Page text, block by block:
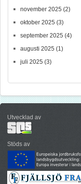
november 2025 (2)
oktober 2025 (3)
september 2025 (4)
augusti 2025 (1)
juli 2025 (3)
Utvecklad av
Stöds av